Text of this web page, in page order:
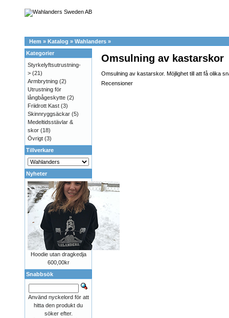
Hem »Katalog »Wahlanders »
Omsulning av kastarskor
Omsulning av kastarskor. Möjlighet till att få olika
Recensioner
Kategorier
Styrkelyftsutrustning-
> (21)
Armbrytning (2)
Utrustning för
långbågeskytte (2)
Friidrott Kast (3)
Skinnryggsäckar (5)
Medeltidsstävlar &
skor (18)
Övrigt (3)
Tillverkare
Nyheter
Hoodie utan dragkedja
600,00kr
Snabbsök
Använd nyckelord för att
hitta den produkt du
söker efter.